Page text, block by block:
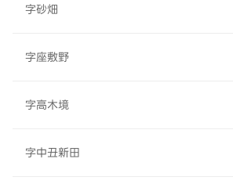
字砂畑
字座敷野
字高木境
字中丑新田